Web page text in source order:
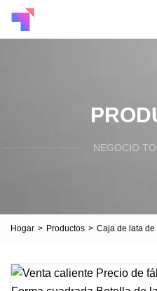
NEGOCIO
Hogar > Productos > Caja de lata de